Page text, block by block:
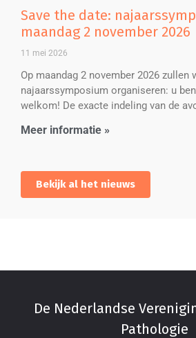
Save the date:
maandag 2 november 2026
11 mei 2026
Op maandag 2 november 2026
najaarssymposium organiseren: u
welkom! De exacte indeling van de
Meer informatie »
Bekijk al het nieuws
De Nederlandse
Pathologie